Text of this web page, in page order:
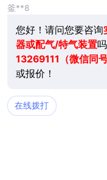
釜**8
您好！请问您要咨询
器或配气/特气装置
13269111（微信同号
或报价！
在线拨打